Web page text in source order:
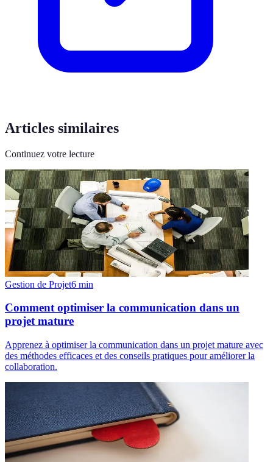
Articles similaires
Continuez votre lecture
Gestion de Projet6 min
Comment optimiser la communication dans un
projet mature
Apprenez à optimiser la communication dans un projet mature avec
des méthodes efficaces et des conseils pratiques pour améliorer la
collaboration.